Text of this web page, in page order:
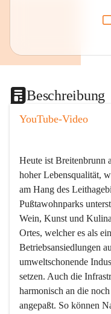
Beschreibung
YouTube-Video
Heute ist Breitenbrunn
hoher Lebensqualität,
am Hang des
Pußtawohnparks
Wein, Kunst und
Ortes, welcher es als
Betriebsansiedlungen
umweltschonende
setzen. Auch die
harmonisch an die
angepaßt. So können